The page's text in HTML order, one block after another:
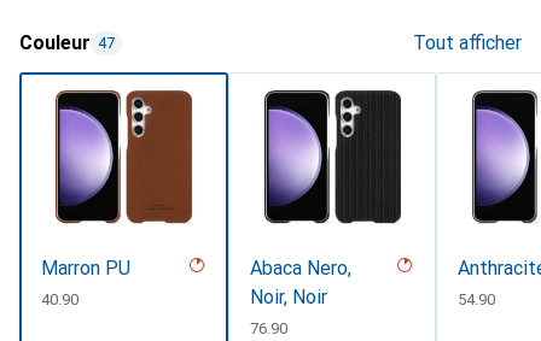
Couleur 47 Tout afficher
Marron PU
CHF
40.90
Abaca Nero,
Noir, Noir
CHF
76.90
CHF
54.90